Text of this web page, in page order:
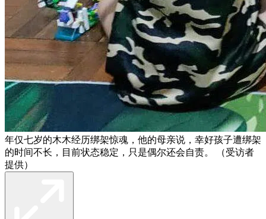
年仅七岁的木木经历绑架惊魂，他的母亲说，幸好孩子遭绑架
的时间不长，目前状态稳定，只是偶尔还会自责。 （受访者
提供）